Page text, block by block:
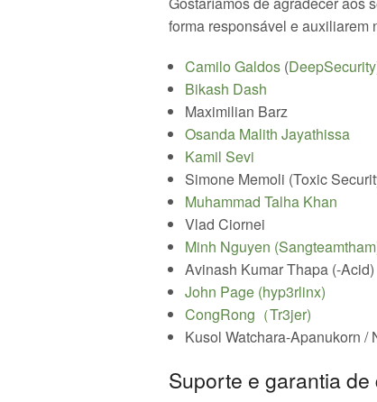
forma responsável e auxiliarem
Camilo Galdos(DeepSecurity
Bikash Dash
Maximilian Barz
Osanda Malith Jayathissa
Kamil Sevi
Simone Memoli (Toxic
Muhammad Talha Khan
Vlad Ciornei
Minh Nguyen
Avinash Kumar Thapa (-Acid)
John Page (hyp3rlinx)
CongRong（Tr3jer)
Kusol Watchara-Apanukorn /
Suporte e garantia de